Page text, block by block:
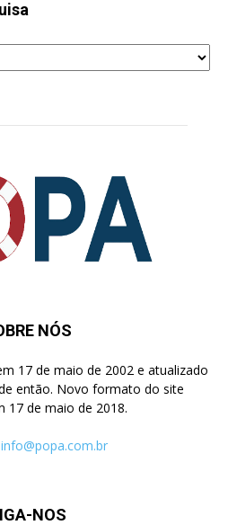
NÓS
17 de maio de 2002 e atualizado
então. Novo formato do site
17 de maio de 2018.
info@popa.com.br
NOS